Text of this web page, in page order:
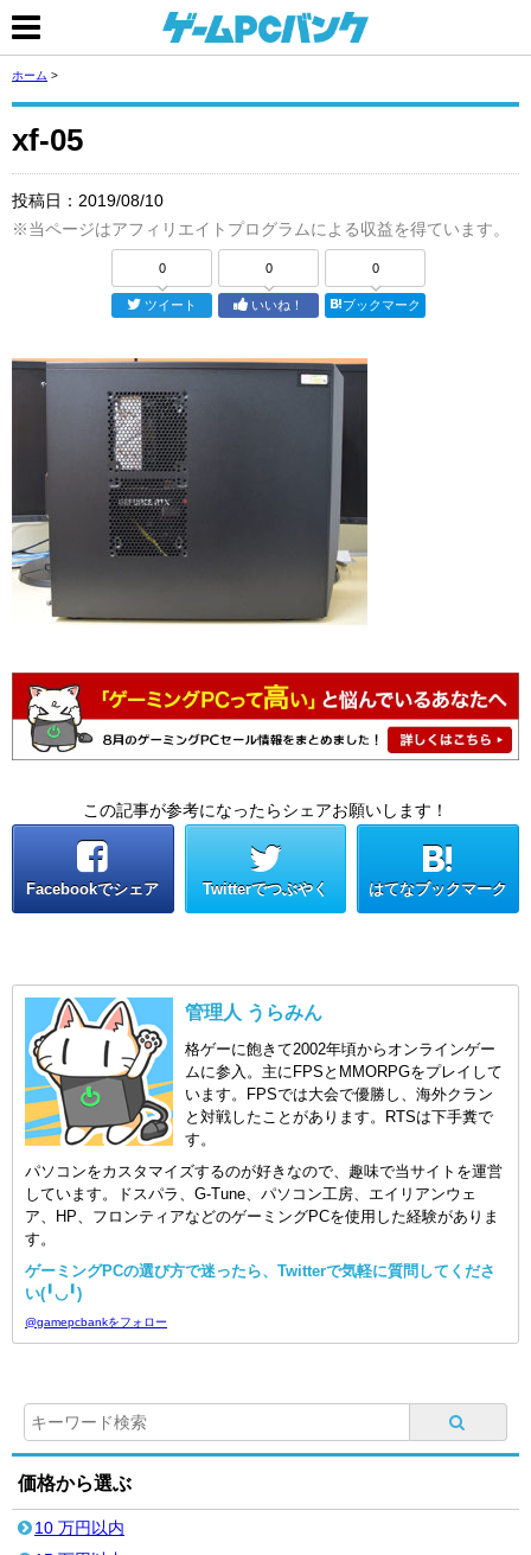
ホーム >
xf-05
投稿日： 2019/08/10
※当ページはアフィリエイトプログラムによる収益を得ています。
0
ツイート
0
いいね！
0
ブックマーク
この記事が参考になったらシェアお願いします！
Facebookでシェア Twitterでつぶやく はてなブックマーク
管理人 うらみん
格ゲーに飽きて2002年頃からオンラインゲー
ムに参入。主にFPSとMMORPGをプレイして
います。FPSでは大会で優勝し、海外クラン
と対戦したことがあります。RTSは下手糞で
す。
パソコンをカスタマイズするのが好きなので、趣味で当サイトを運営
しています。ドスパラ、G-Tune、パソコン工房、エイリアンウェ
ア、HP、フロンティアなどのゲーミングPCを使用した経験がありま
す。
ゲーミングPCの選び方で迷ったら、Twitterで気軽に質問してくださ
い(╹◡╹)
@gamepcbankをフォロー
価格から選ぶ
10 万円以内